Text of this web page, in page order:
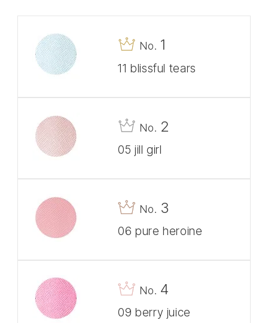
【デザイン】
●エンブレムチャームが可憐に揺れるJILL STUARTら
しいデザインです。
紅茶を楽しむご褒美タイムをイメージしたラベン
ダー
No. 1
11 blissful tears
No. 2
05 jill girl
No. 3
06 pure heroine
No. 4
09 berry juice